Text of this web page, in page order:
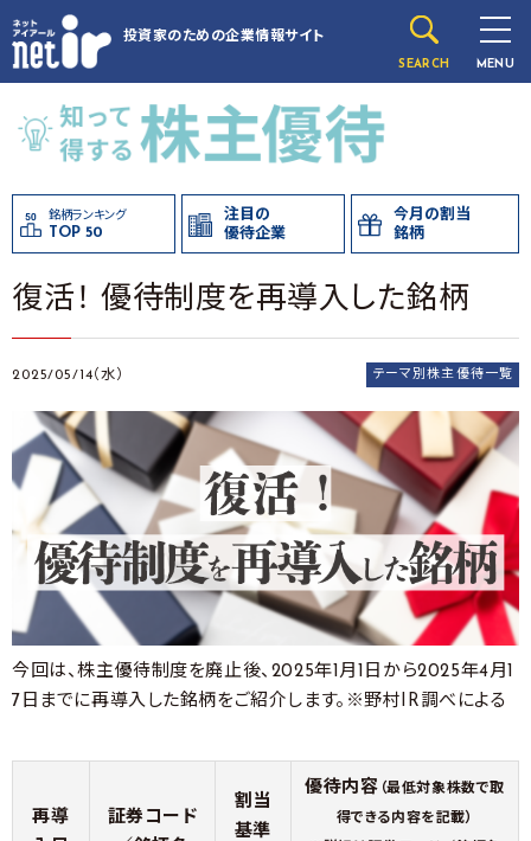
投資家のための企業情報サイト
SEARCH MENU
銘柄ランキング
TOP 50
注目の
優待企業
今月の割当
銘柄
復活！ 優待制度を再導入した銘柄
2025/05/14（水） テーマ別株主優待一覧
今回は、株主優待制度を廃止後、2025年1月1日から2025年4月1
7日までに再導入した銘柄をご紹介します。※野村IR調べによる
再導
証券コード
割当
基準
優待内容 （最低対象株数で取
得できる内容を記載）